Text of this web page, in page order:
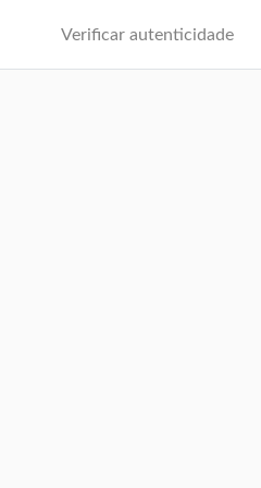
Verificar autenticidade